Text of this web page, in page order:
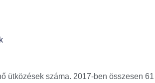
ütközések száma. 2017-ben összesen 61